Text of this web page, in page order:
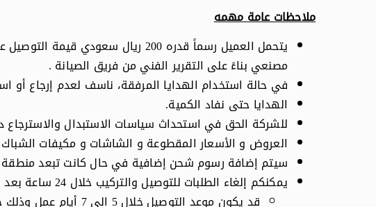
ملاحظات عامة مهمه
يتحمل العميل رسماً قدره 200 ريال
مصنعي بناءً على التقرير الفني من فريق الصيانة .
في حالة استخدام الهدايا المرفقة، ناسف لعدم إرجاع أو
الهدايا حتى نفاد الكمية.
للشركة الحق في استحداث سياسات الاستبدال
العروض و الأسعار المقطوعة و الشاشات و مكيفات
سيتم إضافة رسوم شحن إضافية في حال كانت تبعد منطقة
يمكنكم إلغاء الطلبات للتوصيل والتركيب خلال 24 ساعة بعد إصدار الفاتورة أو الطلب بالاستبدال أو الاسترجاع مع دفع أو رد الفرق للعميل.
قد يكون موعد